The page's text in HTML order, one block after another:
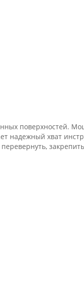
поверхностей.
надежный хват